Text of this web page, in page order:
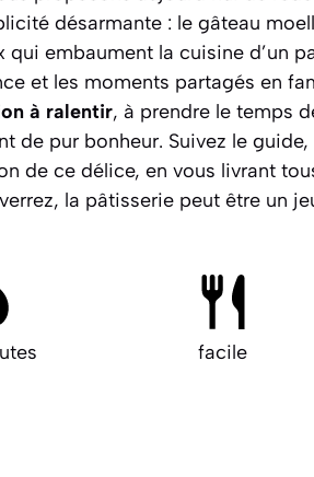
désarmante : le gâteau
embaument la cuisine d’un
et les moments partagés en
à ralentir, à prendre le temps
de pur bonheur. Suivez le
de ce délice, en vous livrant
la pâtisserie peut être un
facile